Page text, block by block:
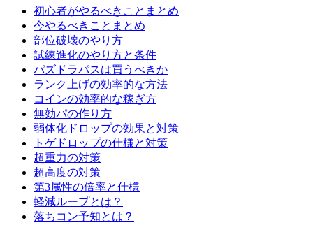
初心者がやるべきことまとめ
今やるべきことまとめ
部位破壊のやり方
試練進化のやり方と条件
パズドラパスは買うべきか
ランク上げの効率的な方法
コインの効率的な稼ぎ方
無効パの作り方
弱体化ドロップの効果と対策
トゲドロップの仕様と対策
超重力の対策
超高度の対策
第3属性の倍率と仕様
軽減ループとは？
落ちコン予知とは？